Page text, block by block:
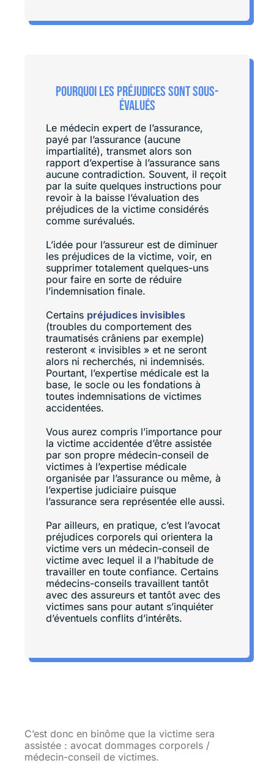
Pourquoi les préjudices sont sous-
évalués
Le médecin expert de l’assurance,
payé par l’assurance (aucune
impartialité), transmet alors son
rapport d’expertise à l’assurance sans
aucune contradiction. Souvent, il reçoit
par la suite quelques instructions pour
revoir à la baisse l’évaluation des
préjudices de la victime considérés
comme surévalués.
L’idée pour l’assureur est de diminuer
les préjudices de la victime, voir, en
supprimer totalement quelques-uns
pour faire en sorte de réduire
l’indemnisation finale.
Certains préjudices invisibles
(troubles du comportement des
traumatisés crâniens par exemple)
resteront « invisibles » et ne seront
alors ni recherchés, ni indemnisés.
Pourtant, l’expertise médicale est la
base, le socle ou les fondations à
toutes indemnisations de victimes
accidentées.
Vous aurez compris l’importance pour
la victime accidentée d’être assistée
par son propre médecin-conseil de
victimes à l’expertise médicale
organisée par l’assurance ou même, à
l’expertise judiciaire puisque
l’assurance sera représentée elle aussi.
Par ailleurs, en pratique, c’est l’avocat
préjudices corporels qui orientera la
victime vers un médecin-conseil de
victime avec lequel il a l’habitude de
travailler en toute confiance. Certains
médecins-conseils travaillent tantôt
avec des assureurs et tantôt avec des
victimes sans pour autant s’inquiéter
d’éventuels conflits d’intérêts.
C’est donc en binôme que la victime sera
assistée : avocat dommages corporels /
médecin-conseil de victimes.